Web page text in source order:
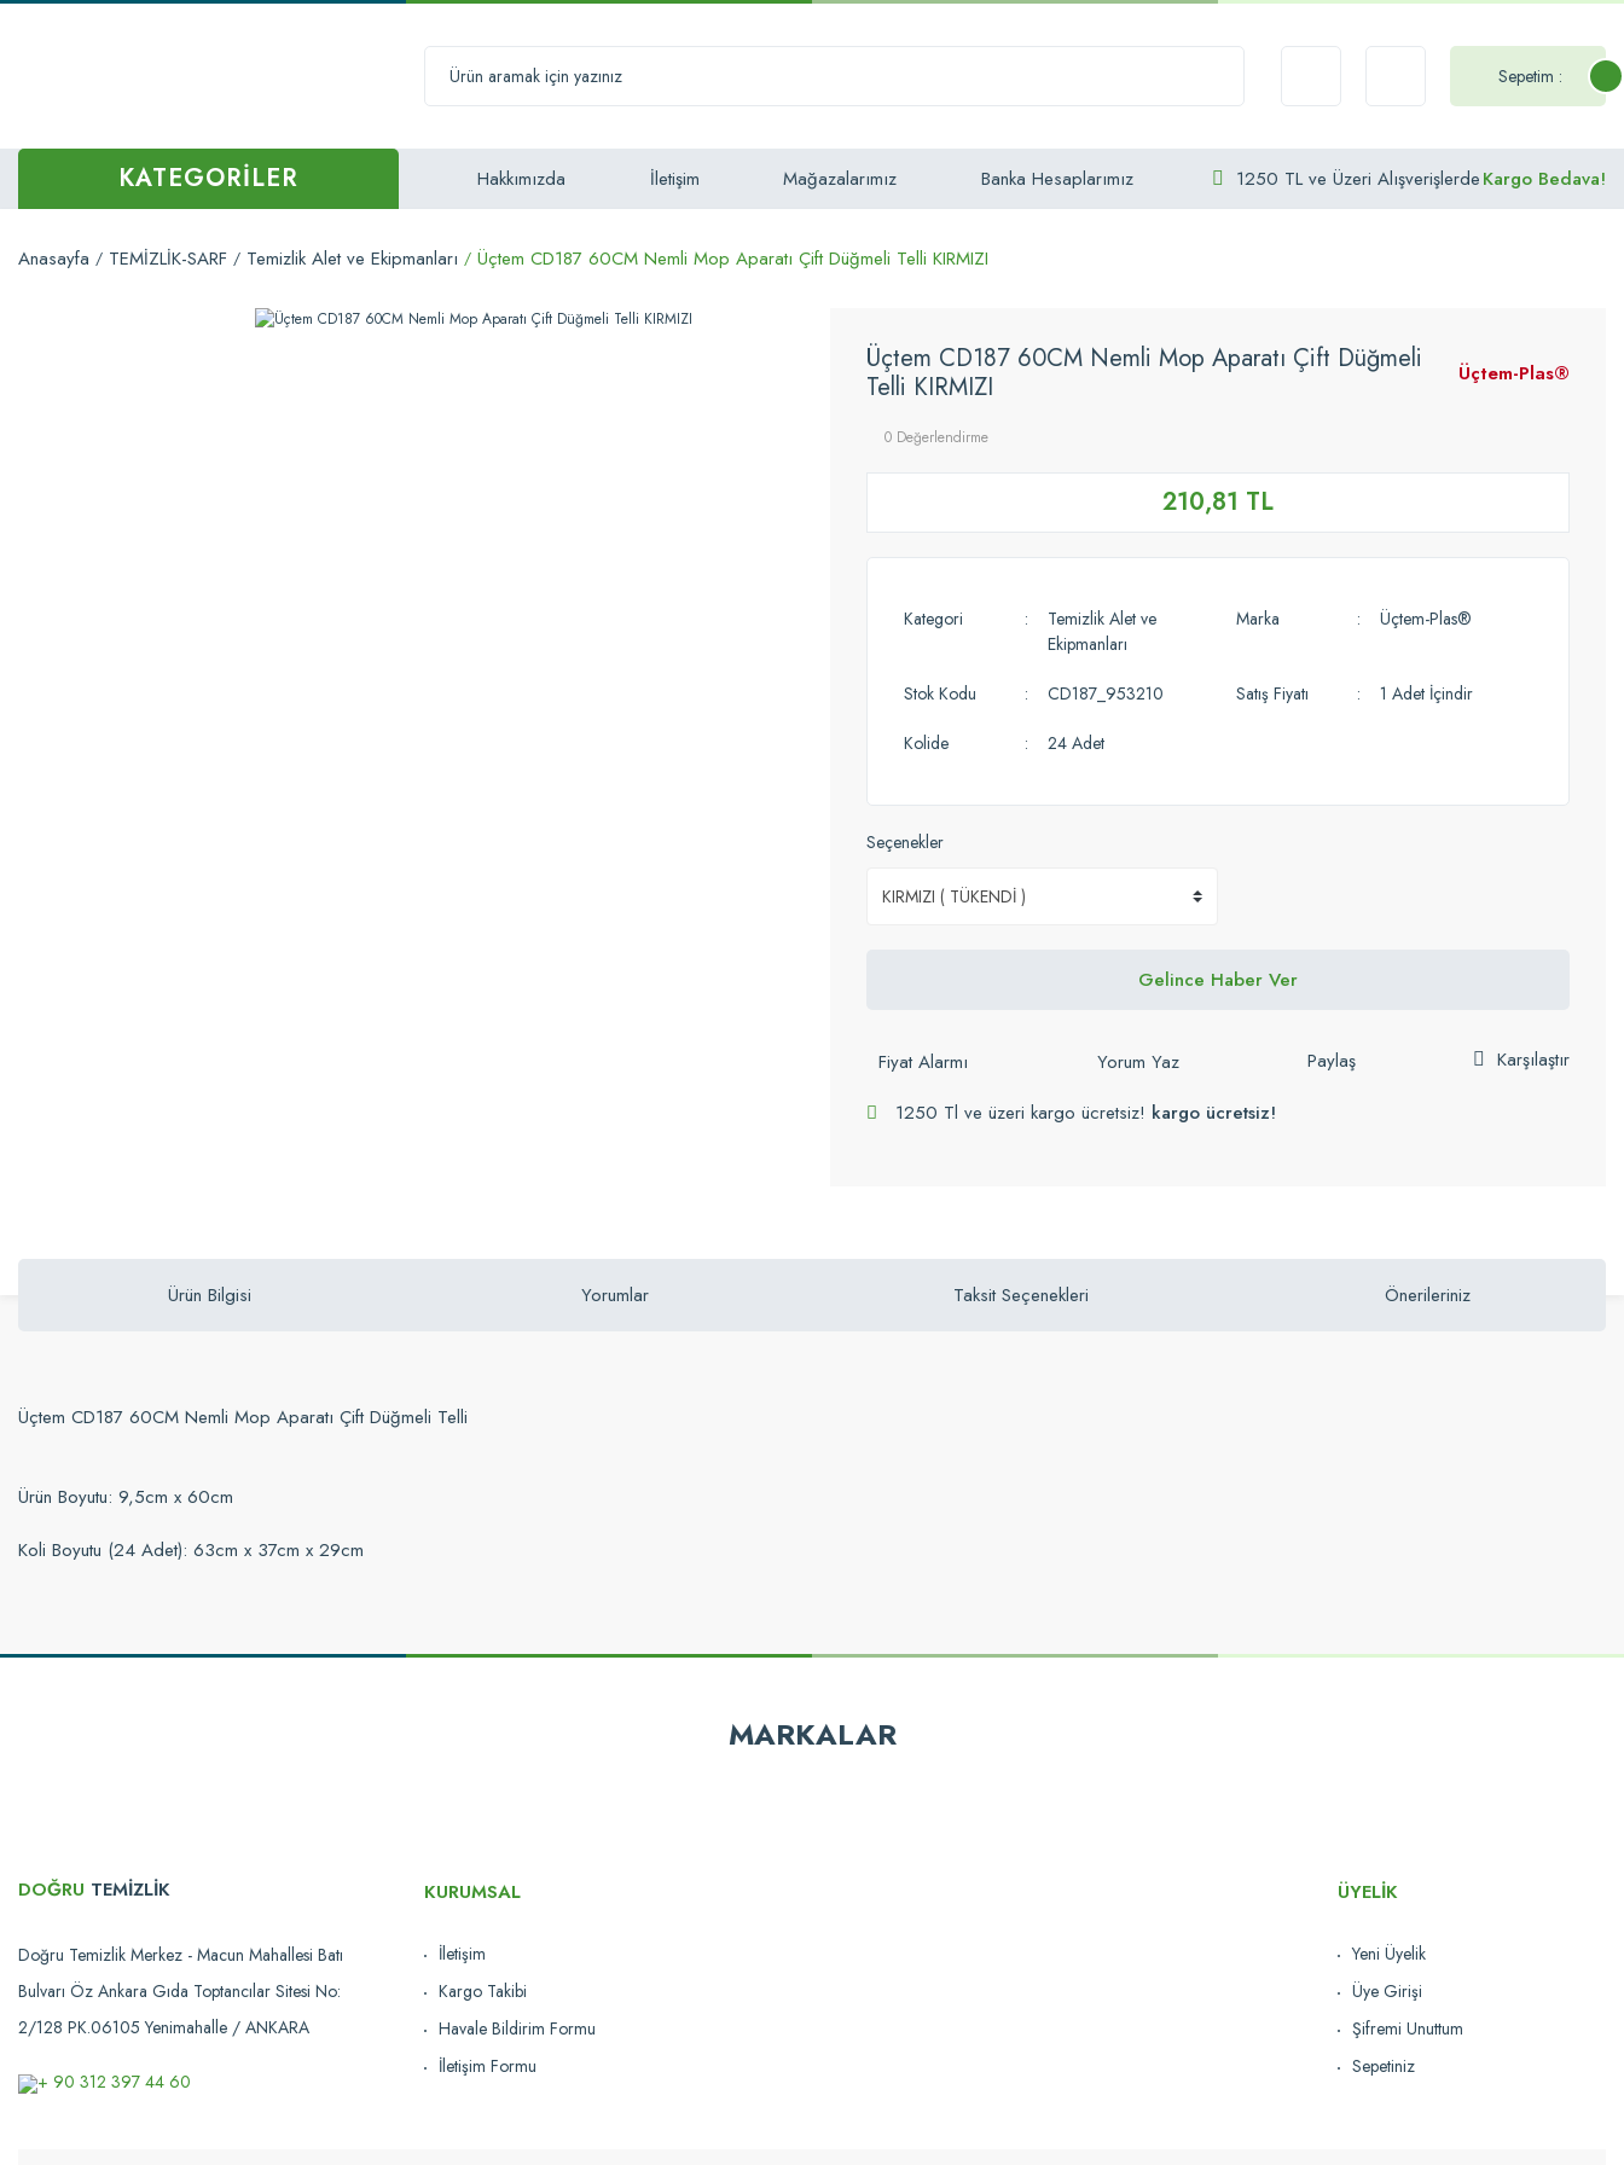
Sepetim :
KATEGORİLER Hakkımızda İletişim Mağazalarımız Banka Hesaplarımız 1250 TL ve Üzeri AlışverişlerdeKargo Bedava!
Anasayfa TEMİZLİK-SARF Temizlik Alet ve Ekipmanları Üçtem CD187 60CM Nemli Mop Aparatı Çift Düğmeli Telli KIRMIZI
Üçtem CD187 60CM Nemli Mop Aparatı Çift Düğmeli
Telli KIRMIZI
Üçtem-Plas®
0 Değerlendirme
210,81 TL
Kategori
Temizlik Alet ve
Ekipmanları
Marka Üçtem-Plas®
Stok Kodu CD187_953210 Satış Fiyatı 1 Adet İçindir
Kolide 24 Adet
Seçenekler
Gelince Haber Ver
Fiyat Alarmı Yorum Yaz Paylaş
Karşılaştır
1250 Tl ve üzeri kargo ücretsiz! kargo ücretsiz!
Ürün Bilgisi Yorumlar Taksit Seçenekleri Önerileriniz
Üçtem CD187 60CM Nemli Mop Aparatı Çift Düğmeli Telli
Ürün Boyutu: 9,5cm x 60cm
Koli Boyutu (24 Adet): 63cm x 37cm x 29cm
MARKALAR
DOĞRU TEMİZLİK
Doğru Temizlik Merkez - Macun Mahallesi Batı
Bulvarı Öz Ankara Gıda Toptancılar Sitesi No:
2/128 PK.06105 Yenimahalle / ANKARA
+ 90 312 397 44 60
KURUMSAL
İletişim
Kargo Takibi
Havale Bildirim Formu
İletişim Formu
ÜYELİK
Yeni Üyelik
Üye Girişi
Şifremi Unuttum
Sepetiniz